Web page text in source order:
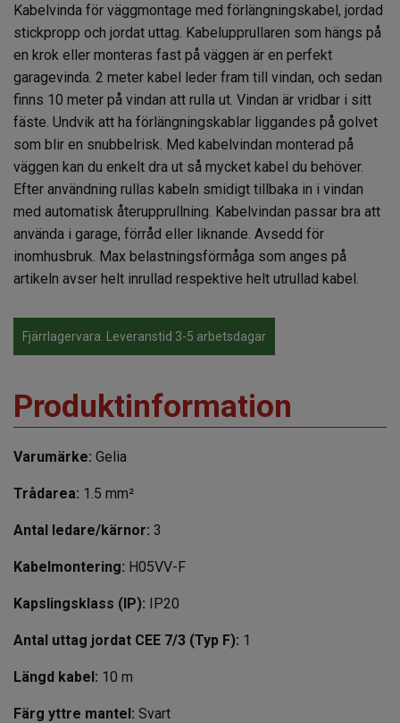
Kabelvinda för väggmontage med förlängningskabel, jordad
stickpropp och jordat uttag. Kabelupprullaren som hängs på
en krok eller monteras fast på väggen är en perfekt
garagevinda. 2 meter kabel leder fram till vindan, och sedan
finns 10 meter på vindan att rulla ut. Vindan är vridbar i sitt
fäste. Undvik att ha förlängningskablar liggandes på golvet
som blir en snubbelrisk. Med kabelvindan monterad på
väggen kan du enkelt dra ut så mycket kabel du behöver.
Efter användning rullas kabeln smidigt tillbaka in i vindan
med automatisk återupprullning. Kabelvindan passar bra att
använda i garage, förråd eller liknande. Avsedd för
inomhusbruk. Max belastningsförmåga som anges på
artikeln avser helt inrullad respektive helt utrullad kabel.
Fjärrlagervara. Leveranstid 3-5 arbetsdagar
Produktinformation
Varumärke: Gelia
Trådarea: 1.5 mm²
Antal ledare/kärnor: 3
Kabelmontering: H05VV-F
Kapslingsklass (IP): IP20
Antal uttag jordat CEE 7/3 (Typ F): 1
Längd kabel: 10 m
Färg yttre mantel: Svart